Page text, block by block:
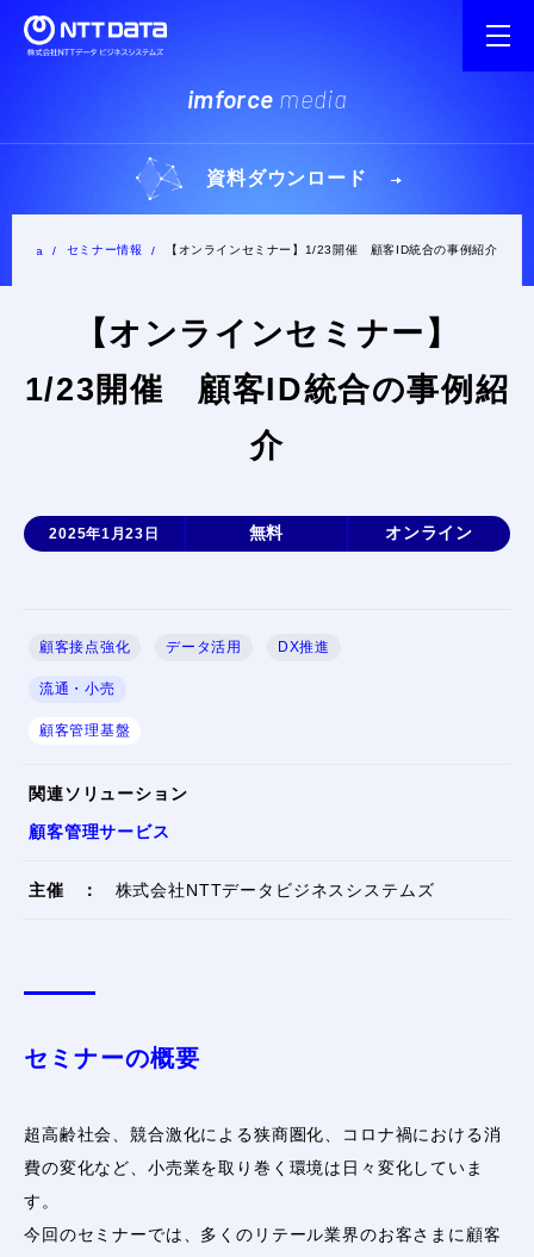
imforce media
資料ダウンロード
media セミナー情報 【オンラインセミナー】1/23開催 顧客ID統合の事例紹介
【オンラインセミナー】
1/23開催 顧客ID統合の事例紹
介
2025年1月23日 無料 オンライン
顧客接点強化 データ活用 DX推進
流通・小売
顧客管理基盤
関連ソリューション
顧客管理サービス
主催 ： 株式会社NTTデータビジネスシステムズ
セミナーの概要
超高齢社会、競合激化による狭商圏化、コロナ禍における消
費の変化など、小売業を取り巻く環境は日々変化していま
す。
今回のセミナーでは、多くのリテール業界のお客さまに顧客